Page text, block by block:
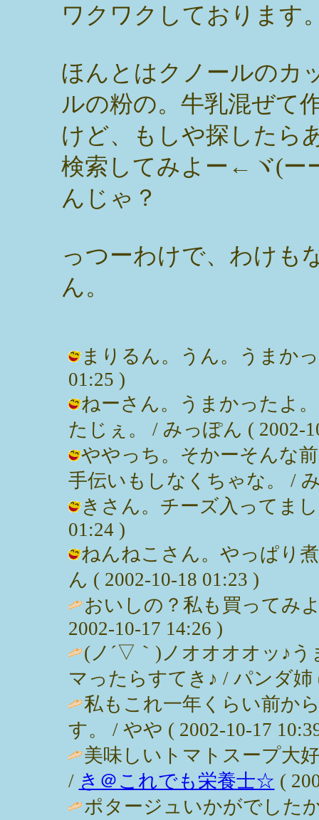
ワクワクしております
ほんとはクノールのカ
ルの粉の。牛乳混ぜて
けど、もしや探したら
検索してみよー←ヾ(ー
んじゃ？
っつーわけで、わけも
ん。
まりるん。うん。うまか
01:25 )
ねーさん。うまかったよ
たじぇ。 / みっぽん ( 2002-
ややっち。そかーそんな
手伝いもしなくちゃな。 /
きさん。チーズ入ってま
01:24 )
ねんねこさん。やっぱり
ん ( 2002-10-18 01:23 )
おいしの？私も買ってみ
2002-10-17 14:26 )
(ノ´▽｀)ノオオオオッ♪う
マったらすてき♪ / パンダ姉
私もこれ一年くらい前か
す。 / やや ( 2002-10-17
美味しいトマトスープ大
/ き＠これでも栄養士☆ (
ポタージュいかがでした